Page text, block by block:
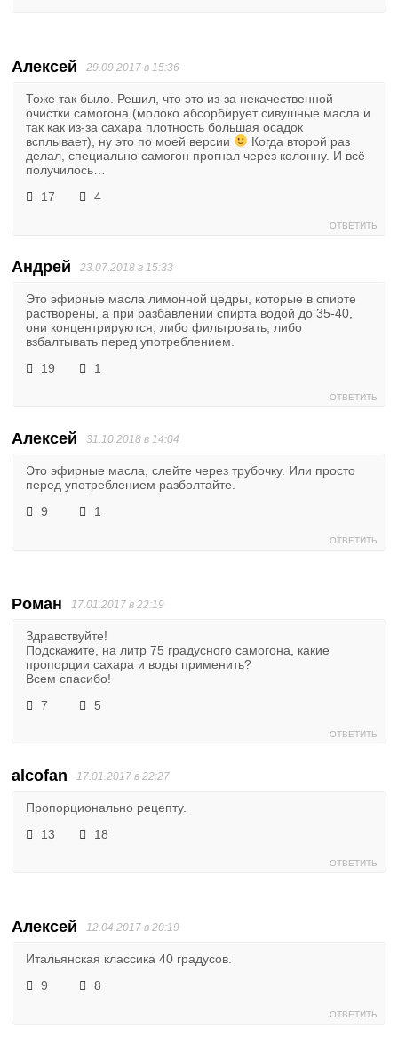
Алексей 29.09.2017 в 15:36
Тоже так было. Решил, что это из-за некачественной
очистки самогона (молоко абсорбирует сивушные масла и
так как из-за сахара плотность большая осадок
всплывает), ну это по моей версии
Когда второй раз
делал, специально самогон прогнал через колонну. И всё
получилось…
17
4
ОТВЕТИТЬ
Андрей 23.07.2018 в 15:33
Это эфирные масла лимонной цедры, которые в спирте
растворены, а при разбавлении спирта водой до 35-40,
они концентрируются, либо фильтровать, либо
взбалтывать перед употреблением.
19
1
ОТВЕТИТЬ
Алексей 31.10.2018 в 14:04
Это эфирные масла, слейте через трубочку. Или просто
перед употреблением разболтайте.
9
1
ОТВЕТИТЬ
Роман 17.01.2017 в 22:19
Здравствуйте!
Подскажите, на литр 75 градусного самогона, какие
пропорции сахара и воды применить?
Всем спасибо!
7
5
ОТВЕТИТЬ
alcofan 17.01.2017 в 22:27
Пропорционально рецепту.
13
18
ОТВЕТИТЬ
Алексей 12.04.2017 в 20:19
Итальянская классика 40 градусов.
9
8
ОТВЕТИТЬ